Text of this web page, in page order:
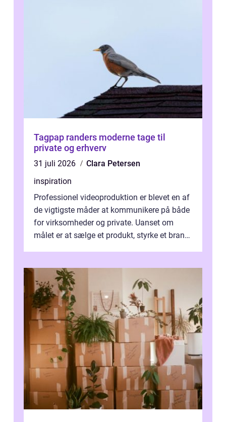
Tagpap randers moderne tage til
private og erhverv
31 juli 2026
Clara Petersen
inspiration
Professionel videoproduktion er blevet en af
de vigtigste måder at kommunikere på både
for virksomheder og private. Uanset om
målet er at sælge et produkt, styrke et brand,